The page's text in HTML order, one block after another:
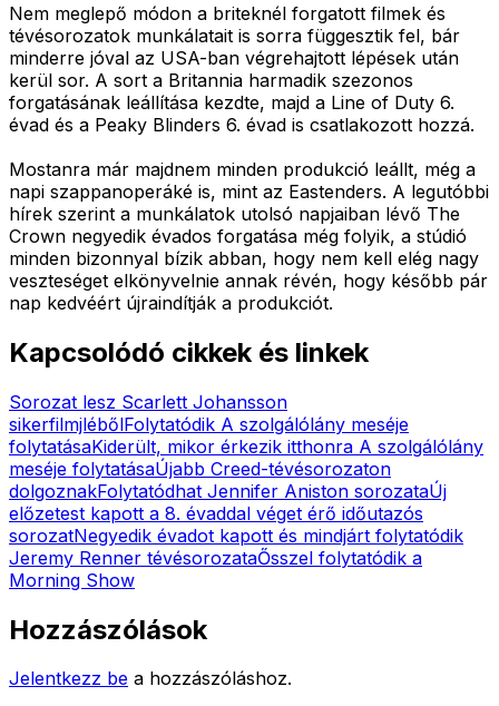
Nem meglepő módon a briteknél forgatott filmek és
tévésorozatok munkálatait is sorra függesztik fel, bár
minderre jóval az USA-ban végrehajtott lépések után
kerül sor. A sort a Britannia harmadik szezonos
forgatásának leállítása kezdte, majd a Line of Duty 6.
évad és a Peaky Blinders 6. évad is csatlakozott hozzá.
Mostanra már majdnem minden produkció leállt, még a
napi szappanoperáké is, mint az Eastenders. A legutóbbi
hírek szerint a munkálatok utolsó napjaiban lévő The
Crown negyedik évados forgatása még folyik, a stúdió
minden bizonnyal bízik abban, hogy nem kell elég nagy
veszteséget elkönyvelnie annak révén, hogy később pár
nap kedvéért újraindítják a produkciót.
Kapcsolódó cikkek és linkek
Sorozat lesz Scarlett Johansson
sikerfilmjlébőlFolytatódik A szolgálólány meséje
folytatásaKiderült, mikor érkezik itthonra A szolgálólány
meséje folytatásaÚjabb Creed-tévésorozaton
dolgoznakFolytatódhat Jennifer Aniston sorozataÚj
előzetest kapott a 8. évaddal véget érő időutazós
sorozatNegyedik évadot kapott és mindjárt folytatódik
Jeremy Renner tévésorozataŐsszel folytatódik a
Morning Show
Hozzászólások
Jelentkezz be a hozzászóláshoz.